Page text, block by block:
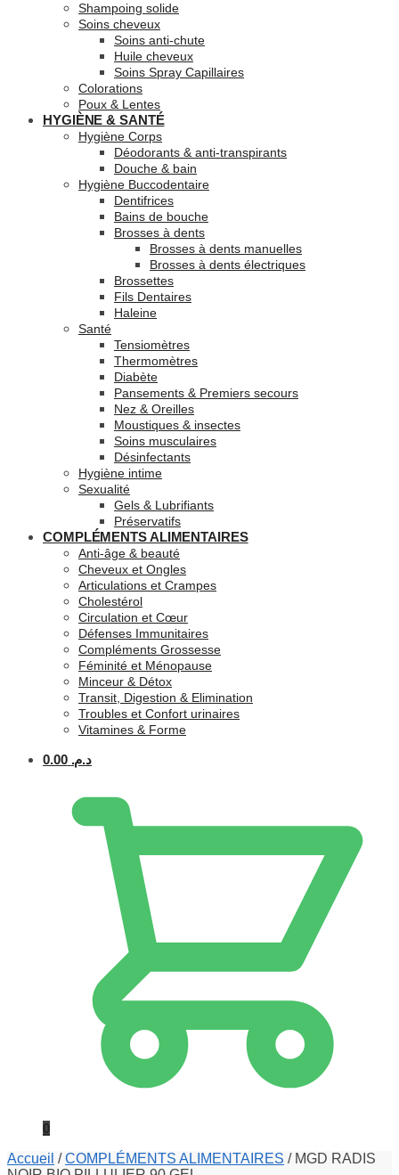
Shampoing solide
Soins cheveux
Soins anti-chute
Huile cheveux
Soins Spray Capillaires
Colorations
Poux & Lentes
HYGIÈNE & SANTÉ
Hygiène Corps
Déodorants & anti-transpirants
Douche & bain
Hygiène Buccodentaire
Dentifrices
Bains de bouche
Brosses à dents
Brosses à dents manuelles
Brosses à dents électriques
Brossettes
Fils Dentaires
Haleine
Santé
Tensiomètres
Thermomètres
Diabète
Pansements & Premiers secours
Nez & Oreilles
Moustiques & insectes
Soins musculaires
Désinfectants
Hygiène intime
Sexualité
Gels & Lubrifiants
Préservatifs
COMPLÉMENTS ALIMENTAIRES
Anti-âge & beauté
Cheveux et Ongles
Articulations et Crampes
Cholestérol
Circulation et Cœur
Défenses Immunitaires
Compléments Grossesse
Féminité et Ménopause
Minceur & Détox
Transit, Digestion & Elimination
Troubles et Confort urinaires
Vitamines & Forme
د.م. 0.00
0
Accueil /COMPLÉMENTS ALIMENTAIRES / MGD RADIS